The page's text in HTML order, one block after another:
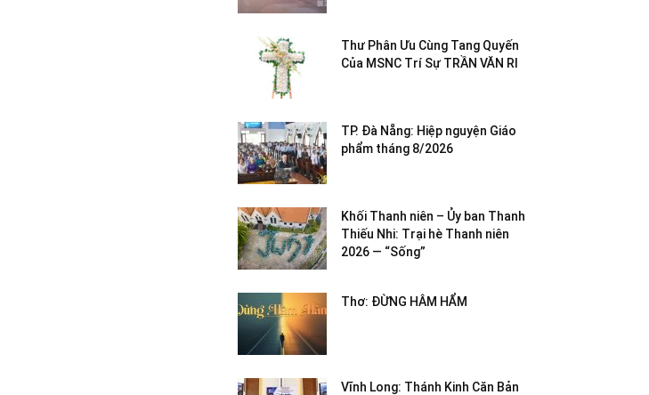
Thư Phân Ưu Cùng Tang Quyến
Của MSNC Trí Sự TRẦN VĂN RI
TP. Đà Nẵng: Hiệp nguyện Giáo
phẩm tháng 8/2026
Khối Thanh niên – Ủy ban Thanh
Thiếu Nhi: Trại hè Thanh niên
2026 — “Sống”
Thơ: ĐỪNG HÂM HẨM
Vĩnh Long: Thánh Kinh Căn Bản